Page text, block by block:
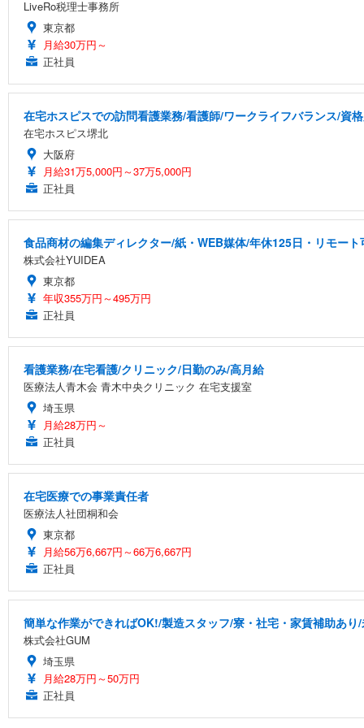
LiveRo税理士事務所
東京都
月給30万円～
正社員
在宅ホスピスでの訪問看護業務/看護師/ワークライフバランス/資
在宅ホスピス堺北
大阪府
月給31万5,000円～37万5,000円
正社員
食品商材の編集ディレクター/紙・WEB媒体/年休125日・リモート
株式会社YUIDEA
東京都
年収355万円～495万円
正社員
看護業務/在宅看護/クリニック/日勤のみ/高月給
医療法人青木会 青木中央クリニック 在宅支援室
埼玉県
月給28万円～
正社員
在宅医療での事業責任者
医療法人社団桐和会
東京都
月給56万6,667円～66万6,667円
正社員
簡単な作業ができればOK!/製造スタッフ/寮・社宅・家賃補助あり
株式会社GUM
埼玉県
月給28万円～50万円
正社員